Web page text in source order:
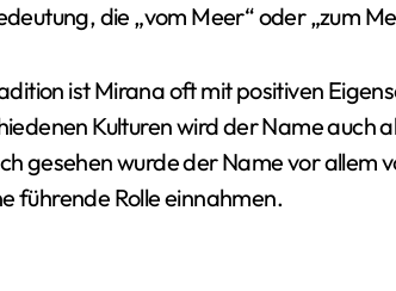
die „vom Meer“ oder „zum
ist Mirana oft mit positiven
Kulturen wird der Name auch
gesehen wurde der Name vor allem
führende Rolle einnahmen.